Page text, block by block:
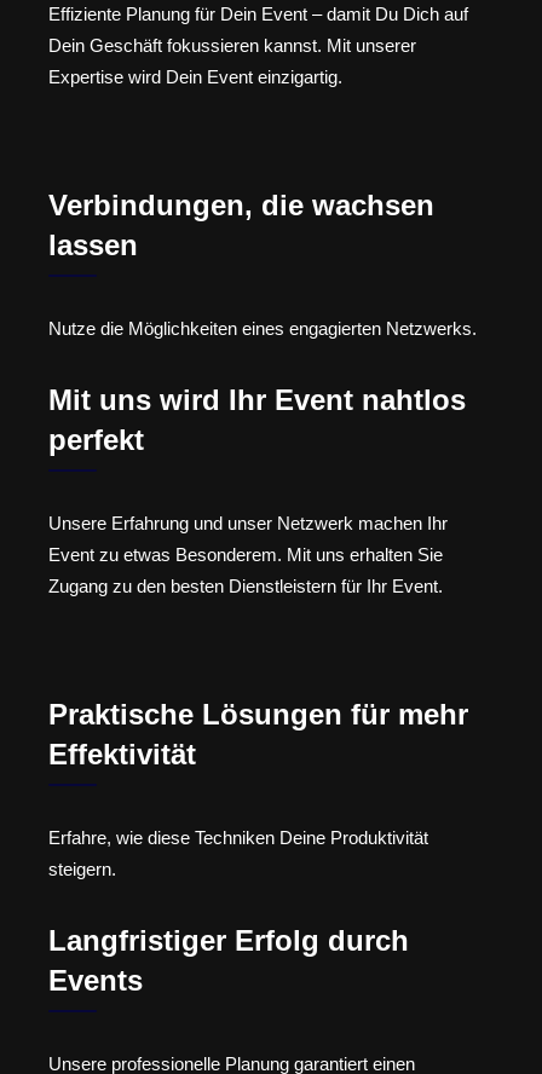
Effiziente Planung für Dein Event – damit Du Dich auf
Dein Geschäft fokussieren kannst. Mit unserer
Expertise wird Dein Event einzigartig.
Verbindungen, die wachsen
lassen
Nutze die Möglichkeiten eines engagierten Netzwerks.
Mit uns wird Ihr Event nahtlos
perfekt
Unsere Erfahrung und unser Netzwerk machen Ihr
Event zu etwas Besonderem. Mit uns erhalten Sie
Zugang zu den besten Dienstleistern für Ihr Event.
Praktische Lösungen für mehr
Effektivität
Erfahre, wie diese Techniken Deine Produktivität
steigern.
Langfristiger Erfolg durch
Events
Unsere professionelle Planung garantiert einen